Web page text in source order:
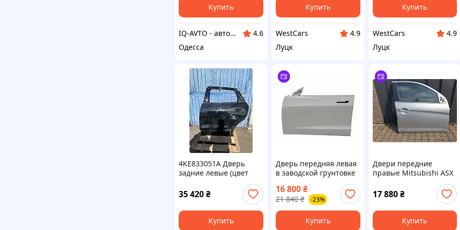
Купить
IQ-AVTO - автозапчасти, автоаксессуары и автоэлектроника
4.6
Одесса
Купить
WestCars
4.9
Луцк
Купить
WestCars
4.9
Луцк
4KE833051A Дверь
задние левые (цвет
35 420₴
Купить
Дверь передняя левая
в заводской грунтовке
TSLMGD Tesla Model 3
(1081421-EA-1)
16 800₴
21 840 ₴ -23%
Купить
Двери передние
правые Mitsubishi ASX
2010-2018 5700B226
праворульная в сборе
17 880 ₴
Купить